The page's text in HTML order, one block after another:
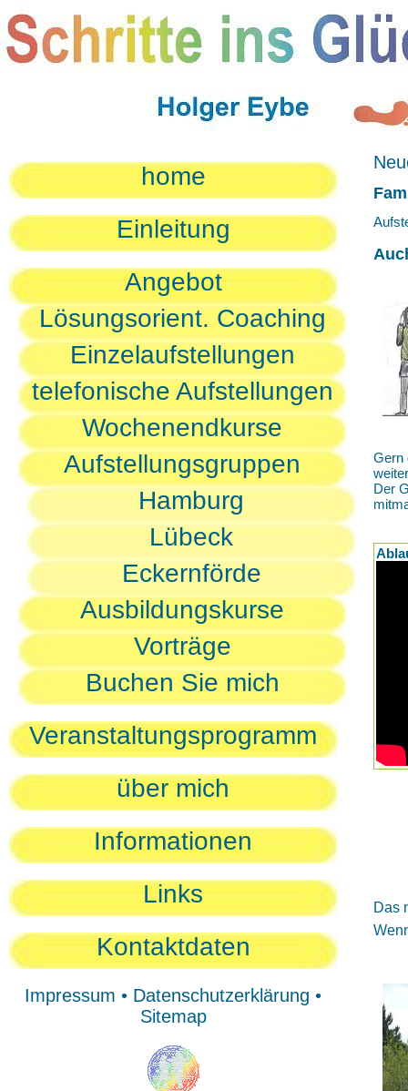
home
Einleitung
Angebot
Lösungsorient. Coaching
Einzelaufstellungen
telefonische Aufstellungen
Wochenendkurse
Aufstellungsgruppen
Hamburg
Lübeck
Eckernförde
Ausbildungskurse
Vorträge
Buchen Sie mich
Veranstaltungsprogramm
über mich
Informationen
Links
Kontaktdaten
Impressum • Datenschutzerklärung •
Sitemap
Gern
Der
Das